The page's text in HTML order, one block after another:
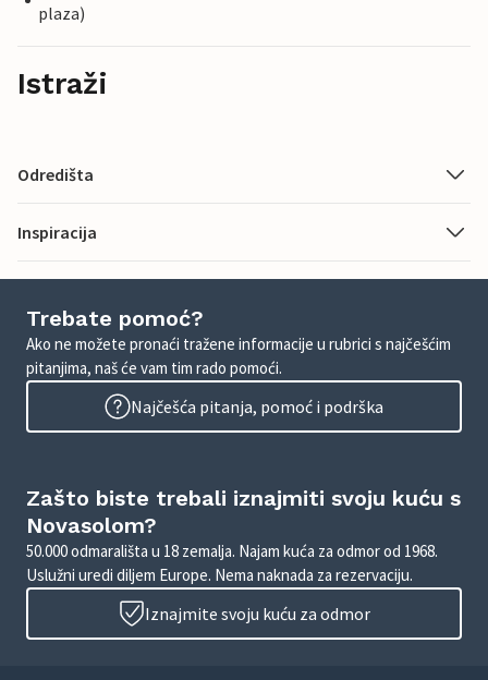
plaza)
Istraži
Odredišta
Inspiracija
Trebate pomoć?
Ako ne možete pronaći tražene informacije u rubrici s najčešćim
pitanjima, naš će vam tim rado pomoći.
Najčešća pitanja, pomoć i podrška
Zašto biste trebali iznajmiti svoju kuću s
Novasolom?
50.000 odmarališta u 18 zemalja. Najam kuća za odmor od 1968.
Uslužni uredi diljem Europe. Nema naknada za rezervaciju.
Iznajmite svoju kuću za odmor